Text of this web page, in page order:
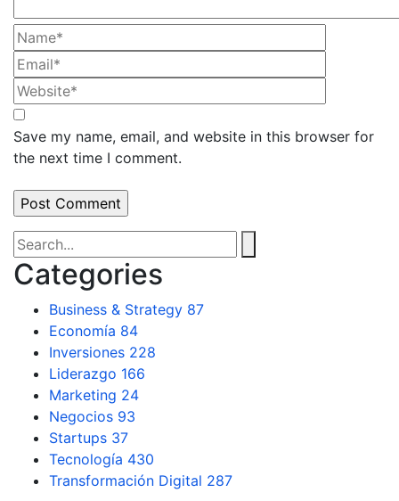
Save my name, email, and website in this browser for
the next time I comment.
Categories
Business & Strategy 87
Economía 84
Inversiones 228
Liderazgo 166
Marketing 24
Negocios 93
Startups 37
Tecnología 430
Transformación Digital 287